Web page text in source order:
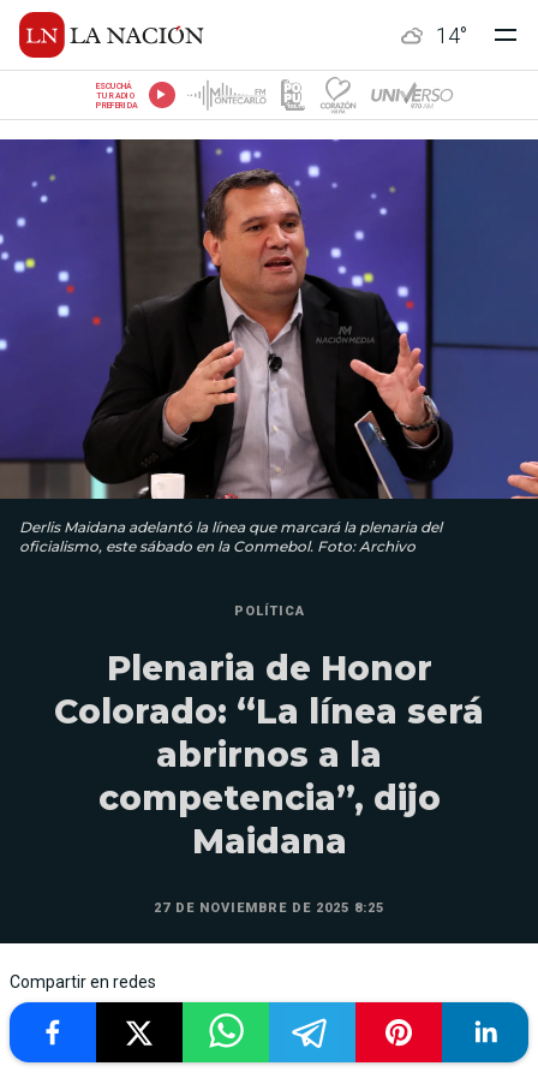
14°
ESCUCHÁ
TU RADIO
PREFERIDA
Derlis Maidana adelantó la línea que marcará la plenaria del
oficialismo, este sábado en la Conmebol. Foto: Archivo
POLÍTICA
Plenaria de Honor
Colorado: “La línea será
abrirnos a la
competencia”, dijo
Maidana
27 DE NOVIEMBRE DE 2025 8:25
Compartir en redes